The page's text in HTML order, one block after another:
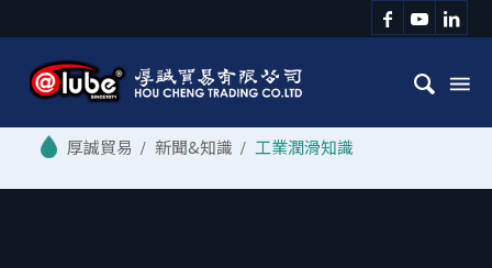
/ 新聞&知識 / 工業潤滑知識